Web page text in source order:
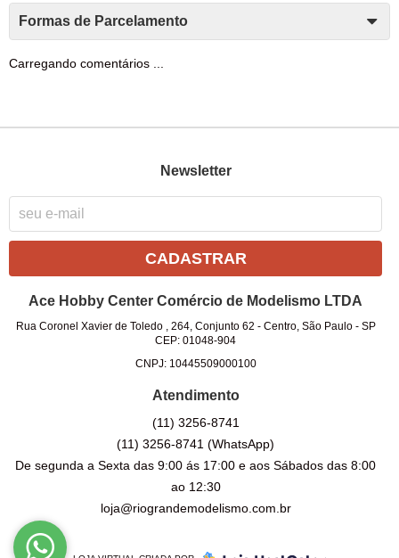
Formas de Parcelamento
Carregando comentários ...
Newsletter
CADASTRAR
Ace Hobby Center Comércio de Modelismo LTDA
Rua Coronel Xavier de Toledo , 264, Conjunto 62 - Centro, São Paulo- SP
CEP: 01048-904
CNPJ: 10445509000100
Atendimento
(11) 3256-8741
(11) 3256-8741(WhatsApp)
De segunda a Sexta das 9:00 ás 17:00 e aos Sábados das 8:00
ao 12:30
loja@riograndemodelismo.com.br